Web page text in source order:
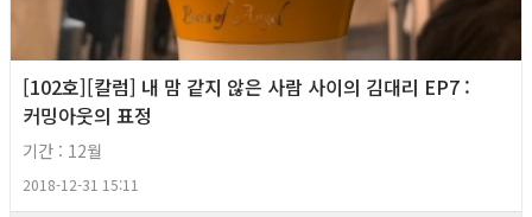
[102호][칼럼] 내 맘 같지 않은 사람 사이의 김대리 EP7 :
커밍아웃의 표정
기간 : 12월
2018-12-31 15:11